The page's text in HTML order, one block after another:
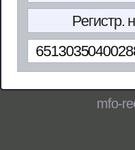
Регистр.
mfo-